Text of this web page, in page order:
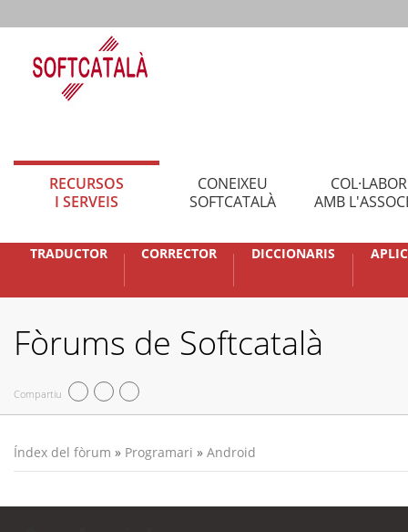
RECURSOS
I SERVEIS
CONEIXEU
SOFTCATALÀ
AMB
TRADUCTOR CORRECTOR DICCIONARIS
Fòrums de Softcatalà
Compartiu
Índex del fòrum » Programari » Android